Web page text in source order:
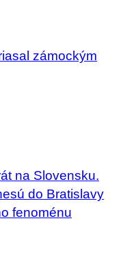
zámockým
na Slovensku.
do Bratislavy
fenoménu